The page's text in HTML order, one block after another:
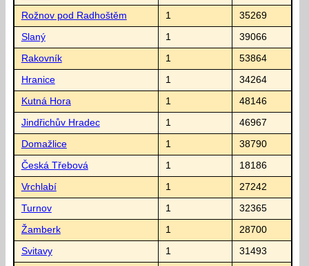
Rožnov pod Radhoštěm 1 35269
Slaný 1 39066
Rakovník 1 53864
Hranice 1 34264
Kutná Hora 1 48146
Jindřichův Hradec 1 46967
Domažlice 1 38790
Česká Třebová 1 18186
Vrchlabí 1 27242
Turnov 1 32365
Žamberk 1 28700
Svitavy 1 31493